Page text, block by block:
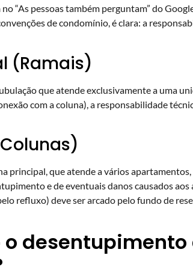
“As pessoas também perguntam” do
de condomínio, é clara: a
(Ramais)
que atende exclusivamente a uma
com a coluna), a responsabilidade
principal, que atende a vários
e de eventuais danos causados
refluxo) deve ser arcado pelo fundo de
o desentupimento